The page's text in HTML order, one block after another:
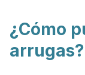
¿Cómo
arrugas?